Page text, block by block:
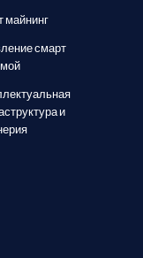
майнинг
смарт
и